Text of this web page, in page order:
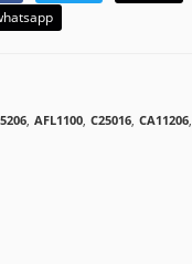
, AFL1100, C25016, CA11206,